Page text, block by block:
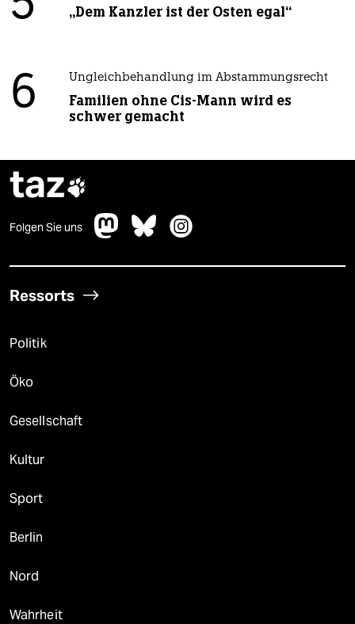
„Dem Kanzler ist der Osten egal“
6 Ungleichbehandlung im Abstammungsrecht
Familien ohne Cis-Mann wird es
schwer gemacht
taz
Folgen Sie uns
Ressorts
Politik
Öko
Gesellschaft
Kultur
Sport
Berlin
Nord
Wahrheit